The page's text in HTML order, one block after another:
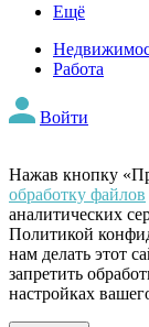
Ещё
Работа
Войти
Нажав кнопку
обработку файлов
аналитических
Политикой
нам делать этот
запретить
настройках